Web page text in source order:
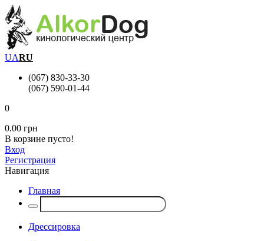
UARU
(067) 830-33-30
(067) 590-01-44
0
0.00 грн
В корзине пусто!
Вход
Регистрация
Навигация
Главная
Дрессировка